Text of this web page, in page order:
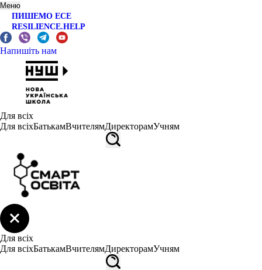
Меню
ПИШЕМО ЕСЕ
RESILIENCE.HELP
Напишіть нам
Для всіх
Для всіхБатькамВчителямДиректорамУчням
Для всіх
Для всіхБатькамВчителямДиректорамУчням